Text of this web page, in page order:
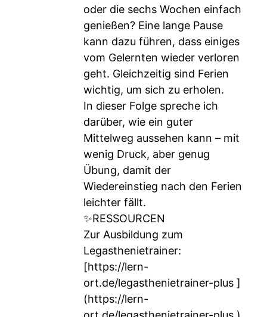
oder die sechs Wochen einfach
genießen? Eine lange Pause
kann dazu führen, dass einiges
vom Gelernten wieder verloren
geht. Gleichzeitig sind Ferien
wichtig, um sich zu erholen.
In dieser Folge spreche ich
darüber, wie ein guter
Mittelweg aussehen kann – mit
wenig Druck, aber genug
Übung, damit der
Wiedereinstieg nach den Ferien
leichter fällt.
✨RESSOURCEN
Zur Ausbildung zum
Legasthenietrainer:
[https://lern-
ort.de/legasthenietrainer-plus ]
(https://lern-